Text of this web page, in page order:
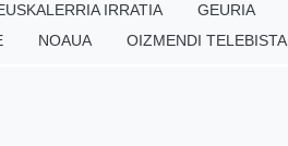
IRRATIA GEURIA
NOAUA OIZMENDI TELEBISTA